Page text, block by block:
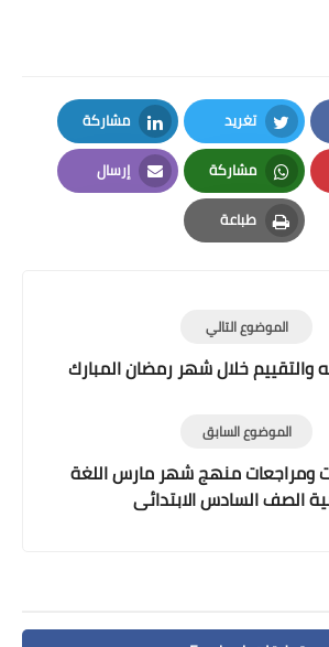
تغريد
Twitter
مشاركة
LinkedIn
مشاركة
Whatsapp
إرسال
Email
طباعة
Print
الموضوع التالي
والتقييم خلال شهر رمضان المبارك
الموضوع السابق
ومراجعات منهج شهر مارس اللغة
الصف السادس الابتدائى